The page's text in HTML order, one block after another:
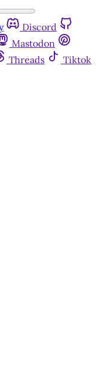
Discord
Mastodon
Threads
Tiktok